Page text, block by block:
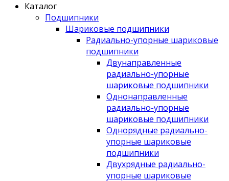
Каталог
Подшипники
Шариковые подшипники
Радиально-упорные шариковые
подшипники
Двунаправленные
радиально-упорные
шариковые подшипники
Однонаправленные
радиально-упорные
шариковые подшипники
Однорядные радиально-
упорные шариковые
подшипники
Двухрядные радиально-
упорные шариковые